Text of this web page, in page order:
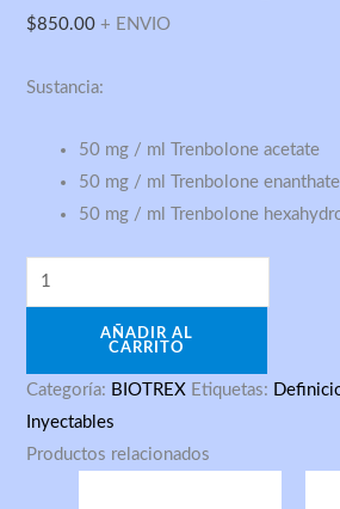
$850.00 + ENVIO
Sustancia:
50 mg / ml Trenbolone acetate
50 mg / ml Trenbolone enanthate
50 mg / ml Trenbolone
10
cantidad
AÑADIR AL
CARRITO
Categoría: BIOTREX Etiquetas:
Inyectables
Productos relacionados